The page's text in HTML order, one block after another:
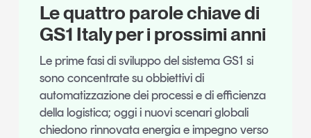
Le quattro parole chiave di
GS1 Italy per i prossimi anni
Le prime fasi di sviluppo del sistema GS1 si
sono concentrate su obbiettivi di
automatizzazione dei processi e di efficienza
della logistica; oggi i nuovi scenari globali
chiedono rinnovata energia e impegno verso